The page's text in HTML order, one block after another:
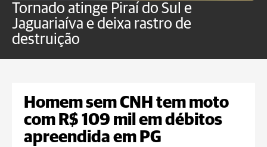
Tornado atinge Piraí do Sul e
Jaguariaíva e deixa rastro de
destruição
Homem sem CNH tem moto
com R$ 109 mil em débitos
apreendida em PG